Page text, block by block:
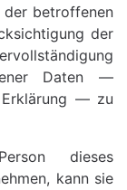
der betroffenen
der
Daten —
Erklärung — zu
dieses
kann sie